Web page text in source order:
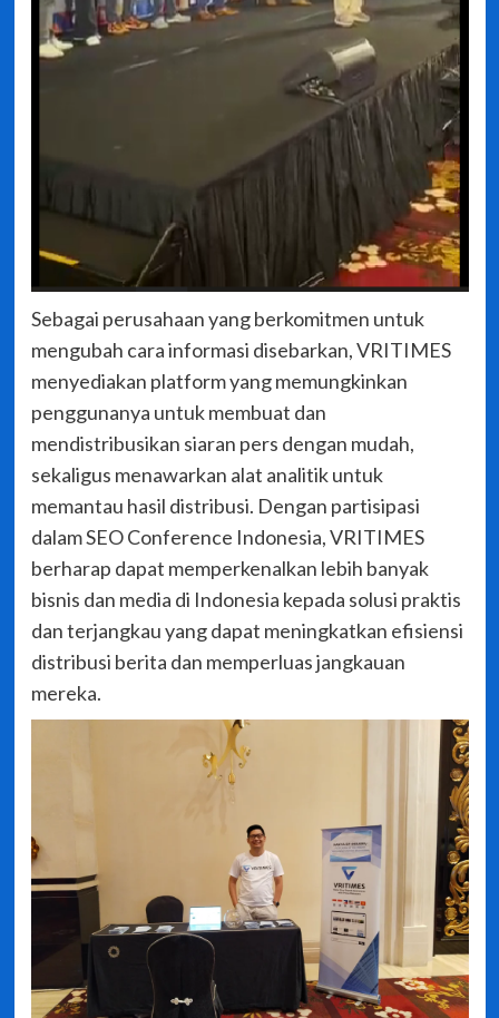
Sebagai perusahaan yang berkomitmen untuk
mengubah cara informasi disebarkan, VRITIMES
menyediakan platform yang memungkinkan
penggunanya untuk membuat dan
mendistribusikan siaran pers dengan mudah,
sekaligus menawarkan alat analitik untuk
memantau hasil distribusi. Dengan partisipasi
dalam SEO Conference Indonesia, VRITIMES
berharap dapat memperkenalkan lebih banyak
bisnis dan media di Indonesia kepada solusi praktis
dan terjangkau yang dapat meningkatkan efisiensi
distribusi berita dan memperluas jangkauan
mereka.